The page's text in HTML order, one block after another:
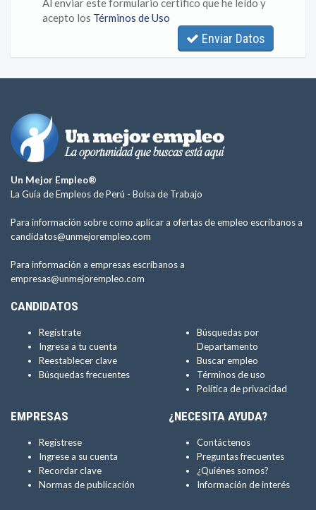
Al enviar este formulario certifico que he leído y
acepto los Términos de Uso
Enviar Datos
Un Mejor Empleo®
La Guía de Empleos de Perú - Bolsa de Trabajo
Para información sobre como aplicar a ofertas de empleo escríbanos a
candidatos@unmejorempleo.com
Para información a empresas escríbanos a
empresas@unmejorempleo.com
CANDIDATOS
Regístrate
Ingresa a tu cuenta
Reestablecer clave
Búsquedas frecuentes
Búsquedas por
Departamento
Buscar empleo
Términos de uso
Política de privacidad
EMPRESAS
Regístrese
Ingrese a su cuenta
Recordar clave
Normas de publicación
¿NECESITA AYUDA?
Contáctenos
Preguntas frecuentes
¿Quiénes somos?
Información de interés